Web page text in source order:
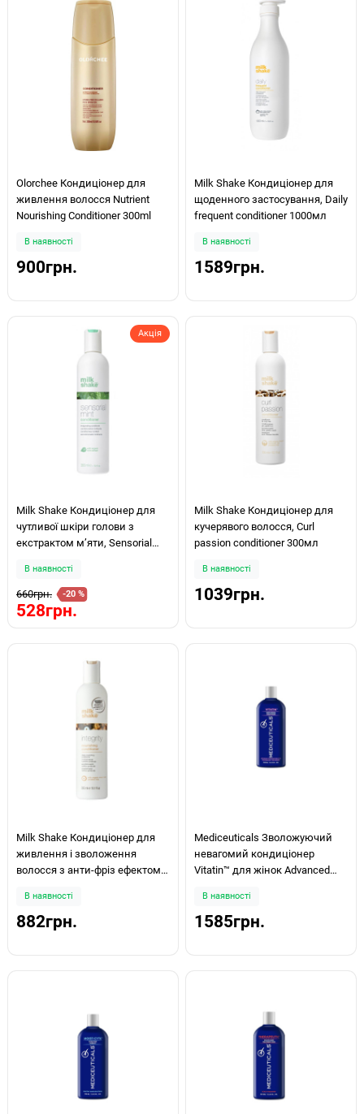
Olorchee Кондиціонер для
живлення волосся Nutrient
Nourishing Conditioner 300ml
В наявності
900грн.
Milk Shake Кондиціонер для
щоденного застосування, Daily
frequent conditioner 1000мл
В наявності
1589грн.
Акція
Milk Shake Кондиціонер для
чутливої ​​шкіри голови з
екстрактом м’яти, Sensorial
В наявності
660грн. -20 %
528грн.
Milk Shake Кондиціонер для
кучерявого волосся, Curl
passion conditioner 300мл
В наявності
1039грн.
Milk Shake Кондиціонер для
живлення і зволоження
волосся з анти-фріз ефектом ,
300ml
В наявності
882грн.
Mediceuticals Зволожуючий
невагомий кондиціонер
Vitatin™ для жінок Advanced
250мл
В наявності
1585грн.